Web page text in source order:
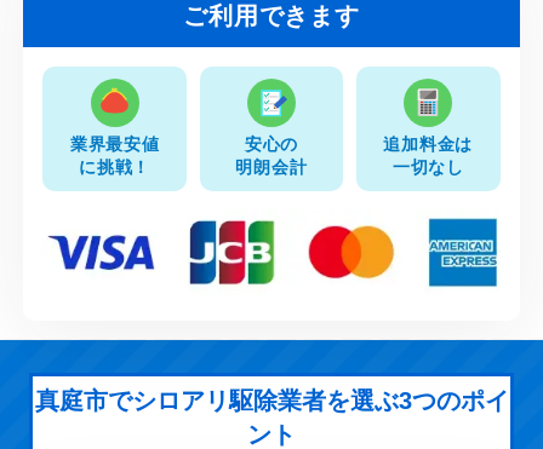
ご利用できます
業界最安値
に挑戦！
安心の
明朗会計
追加料金は
一切なし
真庭市でシロアリ駆除業者を選ぶ3つのポイ
ント